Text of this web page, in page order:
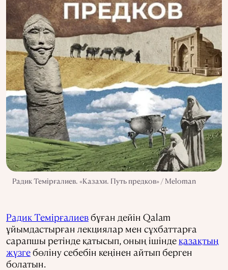
Радик Темірғалиев. «Казахи. Путь предков» / Meloman
Радик Темірғалиевбұған дейін Qalam
ұйымдастырған лекциялар мен сұхбаттарға
сарапшы ретінде қатысып, оның ішінде қазақтың
жүзгебөліну себебін кеңінен айтып берген
болатын.